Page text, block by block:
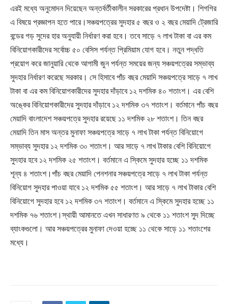
এরই মধ্যে অনুমোদন দিয়েছেন অন্তর্বর্তীকালীন সরকারের প্রধান উপদেষ্টা। শিগগির
এ বিষয়ে প্রজ্ঞাপন হতে পারে।সঞ্চয়পত্রের সুদহার ৫ বছর ও ২ বছর মেয়াদি ট্রেজারি
বন্ডের গড় সুদের হার অনুযায়ী নির্ধারণ করা হবে। তবে সাড়ে ৭ লাখ টাকা বা এর কম
বিনিয়োগকারীদের সর্বোচ্চ ৫০ বেসিস পর্যন্ত প্রিমিয়াম যোগ হবে। নতুন পদ্ধতি
প্রয়োগ করে জানুয়ারি থেকে আগামী জুন পর্যন্ত সময়ের জন্য সঞ্চয়পত্রের সম্ভাব্য
সুদহার নির্ধারণ করেছে সরকার। সে হিসাবে পাঁচ বছর মেয়াদি সঞ্চয়পত্রে সাড়ে ৭ লাখ
টাকা বা এর কম বিনিয়োগকারীদের সুদহার দাঁড়াবে ১২ দশমিক ৪০ শতাংশ। এর বেশি
অঙ্কের বিনিয়োগকারীদের সুদহার দাঁড়াবে ১২ দশমিক ৩৭ শতাংশ। বর্তমানে পাঁচ বছর
মেয়াদি বাংলাদেশ সঞ্চয়পত্রে সুদহার রয়েছে ১১ দশমিক ২৮ শতাংশ। তিন বছর
মেয়াদি তিন মাস অন্তর মুনাফা সঞ্চয়পত্রে সাড়ে ৭ লাখ টাকা পর্যন্ত বিনিয়োগে
সম্ভাব্য সুদহার ১২ দশমিক ৩০ শতাংশ। আর সাড়ে ৭ লাখ টাকার বেশি বিনিয়োগে
সুদহার হবে ১২ দশমিক ২৫ শতাংশ। বর্তমানে এ স্কিমে সুদহার হচ্ছে ১১ দশমিক
শূন্য ৪ শতাংশ।পাঁচ বছর মেয়াদি পেনশনার সঞ্চয়পত্রে সাড়ে ৭ লাখ টাকা পর্যন্ত
বিনিয়োগ সুদহার পাওয়া যাবে ১২ দশমিক ৫৫ শতাংশ। আর সাড়ে ৭ লাখ টাকার বেশি
বিনিয়োগে সুদহার হবে ১২ দশমিক ৩৭ শতাংশ। বর্তমানে এ স্কিমে সুদহার হচ্ছে ১১
দশমিক ৭৬ শতাংশ।স্থায়ী আমানতে এখন সাধারণত ৯ থেকে ১১ শতাংশ সুদ দিচ্ছে
ব্যাংকগুলো। আর সঞ্চয়পত্রের মুনাফা দেওয়া হচ্ছে ১১ থেকে সাড়ে ১১ শতাংশের
মধ্যে।